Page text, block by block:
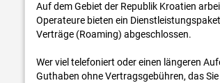
Auf dem Gebiet der Republik Kroatien
Operateure bieten ein
Verträge (Roaming) abgeschlossen.
Wer viel telefoniert oder einen längeren
Guthaben ohne Vertragsgebühren, das